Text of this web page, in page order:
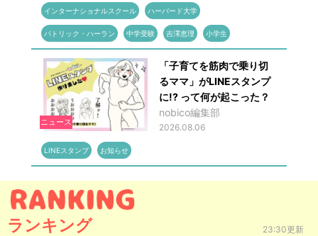
インターナショナルスクール ハーバード大学
パトリック・ハーラン 中学受験 吉澤恵理 小学生
ニュース
「子育てを筋肉で乗り切
るママ」がLINEスタンプ
に!? って何が起こった？
nobico編集部
2026.08.06
LINEスタンプ お知らせ
ランキング 23:30更新